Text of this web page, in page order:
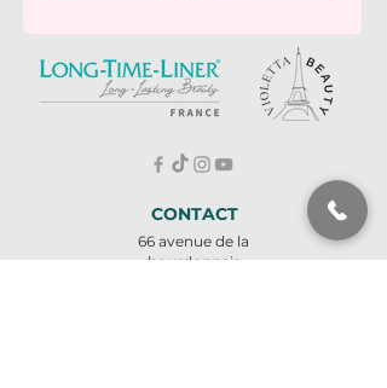
CONTACT
66 avenue de la
bourdonnais